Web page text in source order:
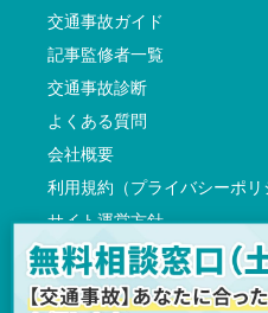
交通事故ガイド
記事監修者一覧
交通事故診断
よくある質問
会社概要
利用規約（プライバシーポリ
サイト運営方針
反社会的勢力に対する基本方
交通事故病院サーチに掲